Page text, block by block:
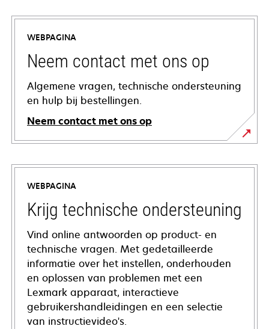
WEBPAGINA
Neem contact met ons op
Algemene vragen, technische ondersteuning
en hulp bij bestellingen.
Neem contact met ons op
WEBPAGINA
Krijg technische ondersteuning
Vind online antwoorden op product- en
technische vragen. Met gedetailleerde
informatie over het instellen, onderhouden
en oplossen van problemen met een
Lexmark apparaat, interactieve
gebruikershandleidingen en een selectie
van instructievideo's.